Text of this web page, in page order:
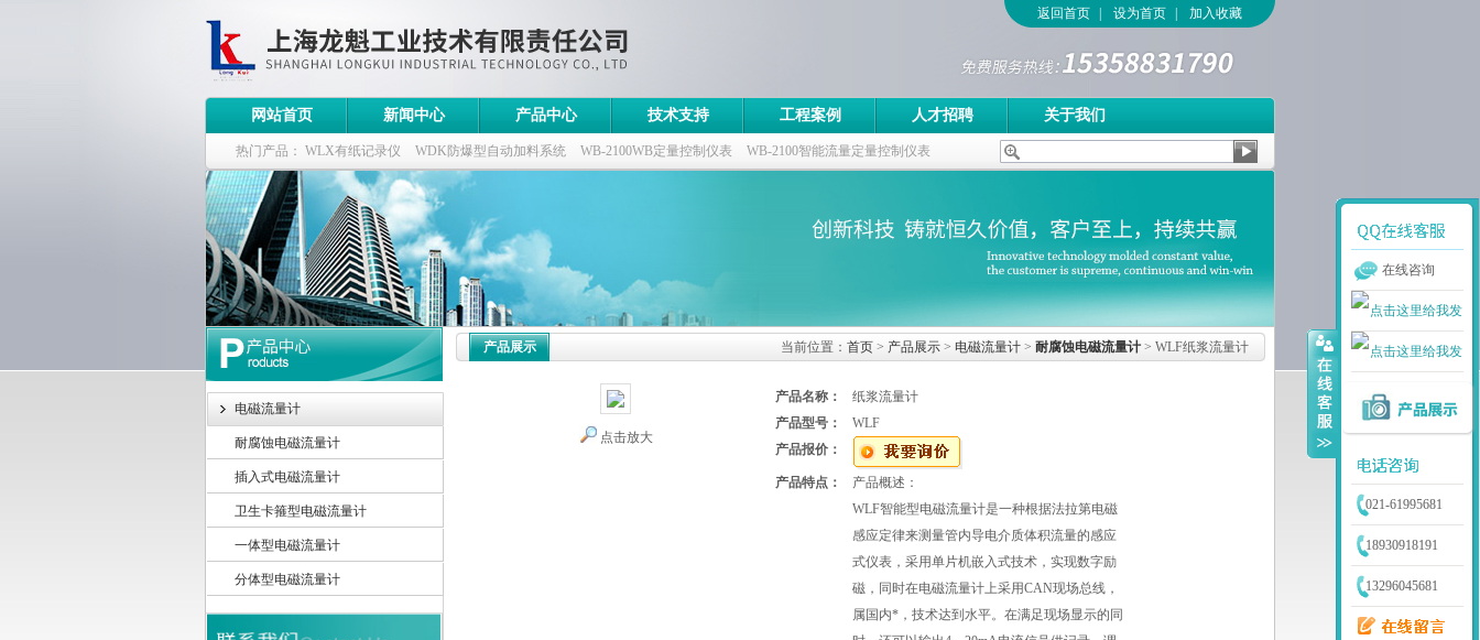
上海龙魁工业技术有限责任公司
返回首页 设为首页 加入收藏
网站首页 新闻中心 产品中心 技术支持 工程案例 人才招聘 关于我们
热门产品： WLX有纸记录仪 WDK防爆型自动加料系统 WB-2100WB定量控制仪表 WB-2100智能流量定量控制仪表
WDK流量定量控制柜 WB-2100定量装车控制仪
电磁流量计
耐腐蚀电磁流量计
插入式电磁流量计
卫生卡箍型电磁流量计
一体型电磁流量计
分体型电磁流量计
产品展示 当前位置： 首页 > 产品展示 > 电磁流量计 > 耐腐蚀电磁流量计 > WLF纸浆流量计
点击放大
产品名称：
纸浆流量计
产品型号：
WLF
产品报价：
产品特点：
产品概述：
WLF智能型电磁流量计是一种根据法拉第电磁
感应定律来测量管内导电介质体积流量的感应
式仪表，采用单片机嵌入式技术，实现数字励
磁，同时在电磁流量计上采用CAN现场总线，
属国内*，技术达到水平。在满足现场显示的同
在线咨询
021-61995681
18930918191
13296045681